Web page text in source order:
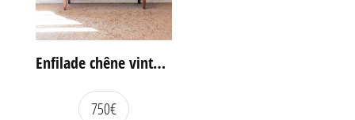
Enfilade chêne vintage portes coulissantes
750€